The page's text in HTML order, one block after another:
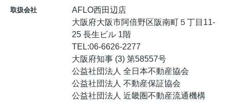
取扱会社
AFLO西田辺店
大阪府大阪市阿倍野区阪南町５丁目11-
25 長生ビル 1階
TEL:06-6626-2277
大阪府知事 (3) 第58557号
公益社団法人 全日本不動産協会
公益社団法人 不動産保証協会
公益社団法人 近畿圏不動産流通機構